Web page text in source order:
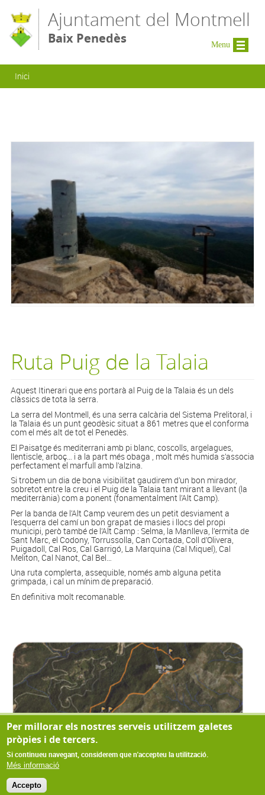
Ajuntament del Montmell
Baix Penedès
Esteu aquí
Inici
Ruta Puig de la Talaia
Aquest Itinerari que ens portarà al Puig de la Talaia és un dels
clàssics de tota la serra.
La serra del Montmell, és una serra calcària del Sistema Prelitoral, i
la Talaia és un punt geodèsic situat a 861 metres que el conforma
com el més alt de tot el Penedès.
El Paisatge és mediterrani amb pi blanc, coscolls, argelagues,
llentiscle, arboç… i a la part més obaga , molt més humida s’associa
perfectament el marfull amb l’alzina.
Si trobem un dia de bona visibilitat gaudirem d’un bon mirador,
sobretot entre la creu i el Puig de la Talaia tant mirant a llevant (la
mediterrània) com a ponent (fonamentalment l’Alt Camp).
Per la banda de l’Alt Camp veurem des un petit desviament a
l’esquerra del camí un bon grapat de masies i llocs del propi
municipi, però també de l’Alt Camp : Selma, la Manlleva, l’ermita de
Sant Marc, el Codony, Torrussolla, Can Cortada, Coll d’Olivera,
Puigadoll, Cal Ros, Cal Garrigó, La Marquina (Cal Miquel), Cal
Meliton, Cal Nanot, Cal Bel…
Una ruta complerta, assequible, només amb alguna petita
grimpada, i cal un mínim de preparació.
En definitiva molt recomanable.
© Copyright 2022
Menu
Per millorar els nostres serveis utilitzem galetes
pròpies i de tercers.
Si continueu navegant, considerem que n'accepteu la utilització.
Més informació
Accepto